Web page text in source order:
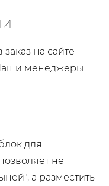
на сайте
менеджеры
для
не
а разместить